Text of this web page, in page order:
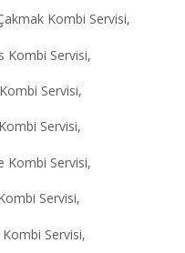
Kombi Servisi,
Kombi Servisi,
Servisi,
Servisi,
Kombi Servisi,
Servisi,
Kombi Servisi,